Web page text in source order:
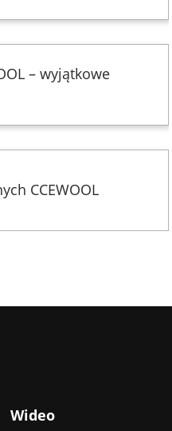
– wyjątkowe
CCEWOOL
Wideo